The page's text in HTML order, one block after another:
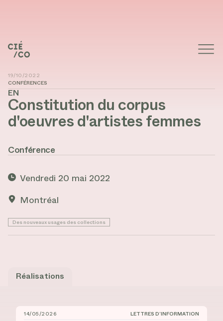
EN
19/10/2022
CONFÉRENCES
Constitution du corpus
d'oeuvres d'artistes femmes
Conférence
Vendredi 20 mai 2022
Montréal
Des nouveaux usages des collections
Réalisations
CIÉCO, Lettre d’information n° 18
14/05/2026 LETTRES D’INFORMATION